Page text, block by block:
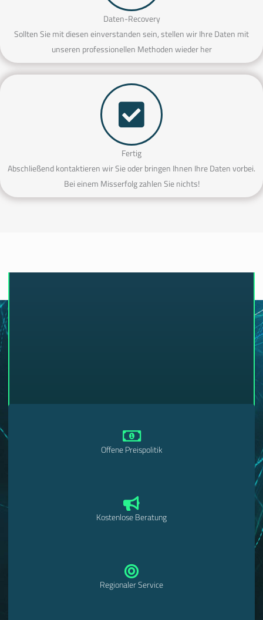
Daten-Recovery
Sollten Sie mit diesen einverstanden sein, stellen wir Ihre Daten mit
unseren professionellen Methoden wieder her
Fertig
Abschließend kontaktieren wir Sie oder bringen Ihnen Ihre Daten vorbei.
Bei einem Misserfolg zahlen Sie nichts!
Offene Preispolitik
Kostenlose Beratung
Regionaler Service